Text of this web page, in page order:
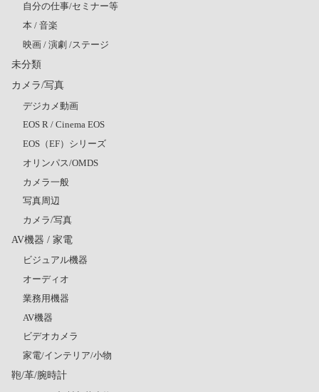
自分の仕事/セミナー等
本 / 音楽
映画 / 演劇 /ステージ
未分類
カメラ/写真
デジカメ動画
EOS R / Cinema EOS
EOS（EF）シリーズ
オリンパス/OMDS
カメラ一般
写真周辺
カメラ/写真
AV機器 / 家電
ビジュアル機器
オーディオ
業務用機器
AV機器
ビデオカメラ
家電/インテリア/小物
鞄/革/腕時計